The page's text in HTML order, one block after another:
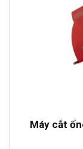
Máy cắt